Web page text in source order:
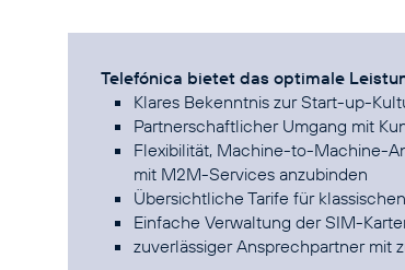
Telefónica bietet das optimale
Klares Bekenntnis zur Start-up-
Partnerschaftlicher Umgang mit
Flexibilität, Machine-to-Machine-
mit M2M-Services anzubinden
Übersichtliche Tarife für
Einfache Verwaltung der SIM-
zuverlässiger Ansprechpartner mit